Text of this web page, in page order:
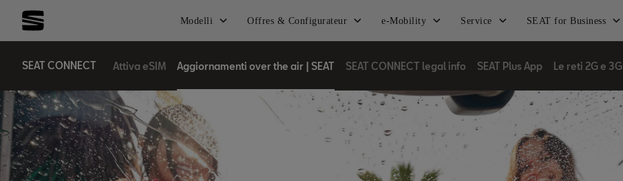
Modelli Offres & Configurateur e-Mobility Service SEAT for Business
SEAT CONNECT Attiva eSIM Aggiornamenti over the air | SEAT SEAT CONNECT legal info SEAT Plus App Le reti 2G e 3G